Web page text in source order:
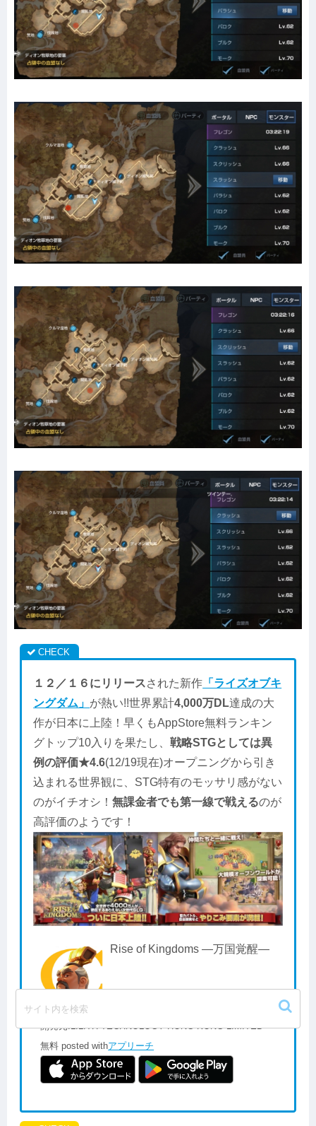
１２／１６にリリースされた新作 「ライズオブキ
ングダム」 が熱い!!世界累計4,000万DL達成の大
作が日本に上陸！早くもAppStore無料ランキン
グトップ10入りを果たし、戦略STGとしては異
例の評価★4.6(12/19現在)オープニングから引き
込まれる世界観に、STG特有のモッサリ感がない
のがイチオシ！無課金者でも第一線で戦えるのが
高評価のようです！
Rise of Kingdoms ―万国覚醒―
開発元:LILITH TECHNOLOGY HONG KONG LIMITED
無料 posted withアプリーチ